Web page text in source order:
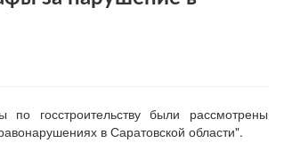
госстроительству были рассмотрены
в Саратовской области".